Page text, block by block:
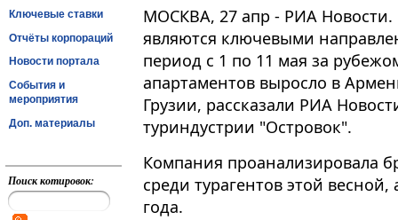
Ключевые ставки
Отчёты корпораций
Новости портала
События и
мероприятия
Доп. материалы
Поиск котировок:
МОСКВА, 27 апр - РИА
являются ключевыми
период с 1 по 11 мая за
апартаментов выросло в
Грузии, рассказали РИА
туриндустрии "Островок".
Компания проанализировала
среди турагентов этой
года​​​.